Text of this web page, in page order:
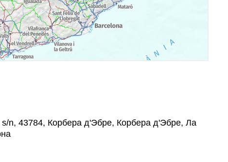
s/n, 43784, Корбера д'Эбре, Корбера д'Эбре, Ла